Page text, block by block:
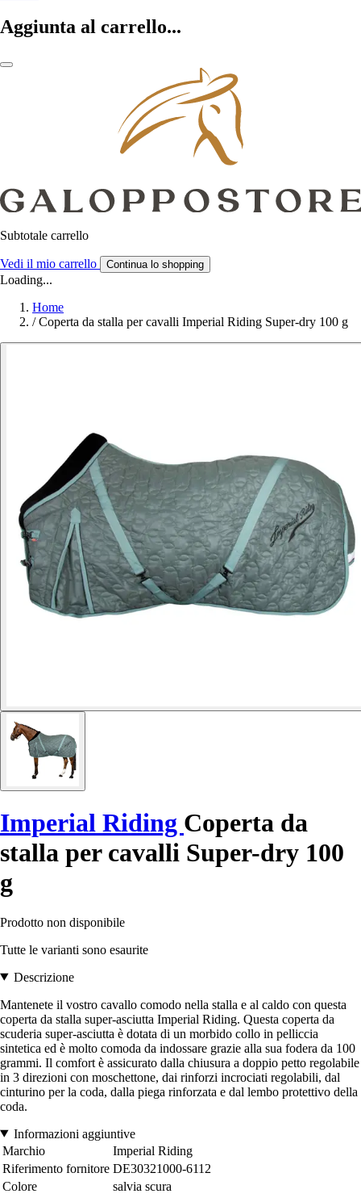
Aggiunta al carrello...
Subtotale carrello
Vedi il mio carrello Continua lo shopping
Loading...
Home
/ Coperta da stalla per cavalli Imperial Riding Super-dry 100 g
Imperial Riding Coperta da
stalla per cavalli Super-dry 100
g
Prodotto non disponibile
Tutte le varianti sono esaurite
Descrizione
Mantenete il vostro cavallo comodo nella stalla e al caldo con questa
coperta da stalla super-asciutta Imperial Riding. Questa coperta da
scuderia super-asciutta è dotata di un morbido collo in pelliccia
sintetica ed è molto comoda da indossare grazie alla sua fodera da 100
grammi. Il comfort è assicurato dalla chiusura a doppio petto regolabile
in 3 direzioni con moschettone, dai rinforzi incrociati regolabili, dal
cinturino per la coda, dalla piega rinforzata e dal lembo protettivo della
coda.
Informazioni aggiuntive
Marchio
Imperial Riding
Riferimento fornitore DE30321000-6112
Colore
salvia scura